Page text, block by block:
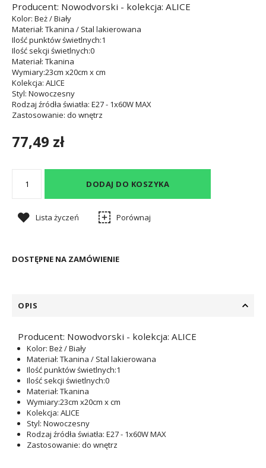
Producent: Nowodvorski - kolekcja: ALICE
Kolor: Beż / Biały
Materiał: Tkanina / Stal lakierowana
Ilość punktów świetlnych:1
Ilość sekcji świetlnych:0
Materiał: Tkanina
Wymiary:23cm x20cm x cm
Kolekcja: ALICE
Styl: Nowoczesny
Rodzaj źródła światła: E27 - 1x60W MAX
Zastosowanie: do wnętrz
77,49 zł
DODAJ DO KOSZYKA
Lista życzeń Porównaj
DOSTĘPNE NA ZAMÓWIENIE
OPIS
Producent: Nowodvorski - kolekcja: ALICE
Kolor: Beż / Biały
Materiał: Tkanina / Stal lakierowana
Ilość punktów świetlnych:1
Ilość sekcji świetlnych:0
Materiał: Tkanina
Wymiary:23cm x20cm x cm
Kolekcja: ALICE
Styl: Nowoczesny
Rodzaj źródła światła: E27 - 1x60W MAX
Zastosowanie: do wnętrz